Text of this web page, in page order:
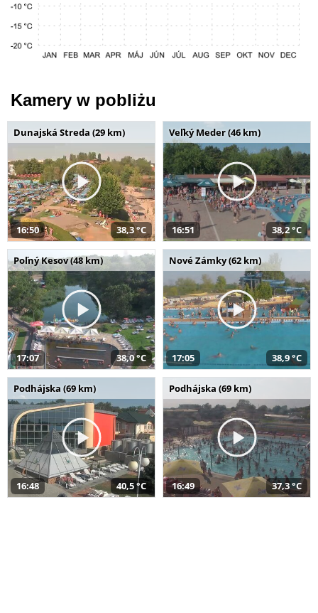
Kamery w pobliżu
Dunajská Streda (29 km)
16:50 38,3 °C
Veľký Meder (46 km)
16:51 38,2 °C
Poľný Kesov (48 km)
17:07 38,0 °C
Nové Zámky (62 km)
17:05 38,9 °C
Podhájska (69 km)
16:48 40,5 °C
Podhájska (69 km)
16:49 37,3 °C